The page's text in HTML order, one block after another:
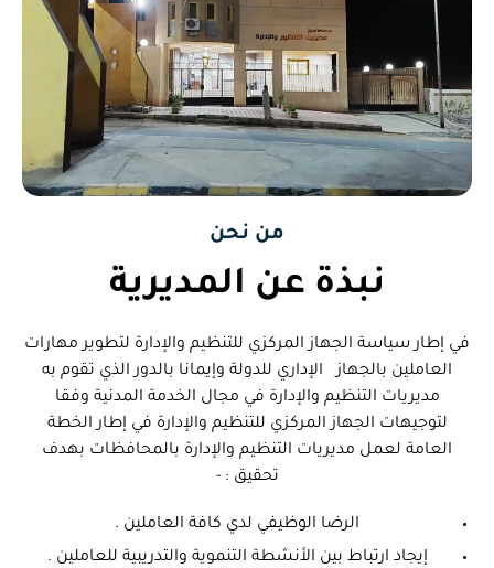
من نحن
نبذة عن المديرية
في إطار سياسة الجهاز المركزي للتنظيم والإدارة لتطوير مهارات
العاملين بالجهاز الإداري للدولة وإيمانا بالدور الذي تقوم به
مديريات التنظيم والإدارة في مجال الخدمة المدنية وفقا
لتوجيهات الجهاز المركزي للتنظيم والإدارة في إطار الخطة
العامة لعمل مديريات التنظيم والإدارة بالمحافظات بهدف
تحقيق : -
الرضا الوظيفي لدي كافة العاملين .
إيجاد ارتباط بين الأنشطة التنموية والتدريبية للعاملين .